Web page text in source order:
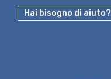
Hai bisogno di aiuto?